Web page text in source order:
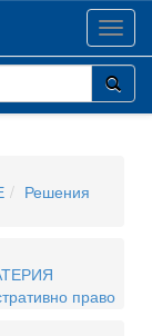
Решения
право